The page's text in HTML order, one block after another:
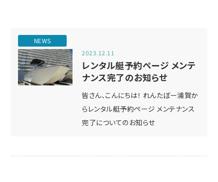
NEWS
2023.12.11
レンタル艇予約ページ メンテ
ナンス完了のお知らせ
皆さん、こんにちは！ れんたぼー浦賀か
らレンタル艇予約ページ メンテナンス
完了についてのお知らせ